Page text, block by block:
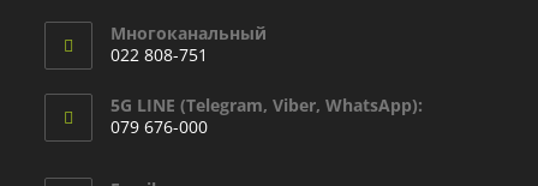
Многоканальный
022 808-751
5G LINE (Telegram, Viber, WhatsApp):
079 676-000